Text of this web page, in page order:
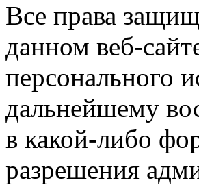
Все права
данном веб-
персонального
дальнейшему
в какой-либо
разрешения